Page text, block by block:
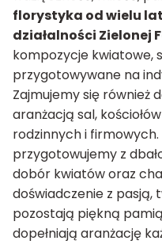
florystyka od wielu
działalności Zielonej
kompozycje kwiatowe,
przygotowywane na
Zajmujemy się również
aranżacją sal,
rodzinnych i
przygotowujemy z
dobór kwiatów oraz
doświadczenie z
pozostają piękną
dopełniają aranżację